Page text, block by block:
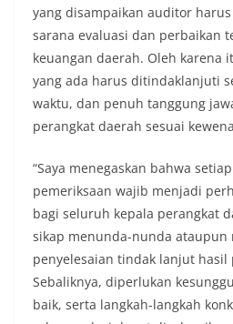
yang disampaikan auditor
sarana evaluasi dan perbaikan
keuangan daerah. Oleh karena
yang ada harus ditindaklanjuti
waktu, dan penuh tanggung
perangkat daerah sesuai
“Saya menegaskan bahwa
pemeriksaan wajib menjadi
bagi seluruh kepala perangkat
sikap menunda-nunda ataupun
penyelesaian tindak lanjut hasil
Sebaliknya, diperlukan
baik, serta langkah-langkah